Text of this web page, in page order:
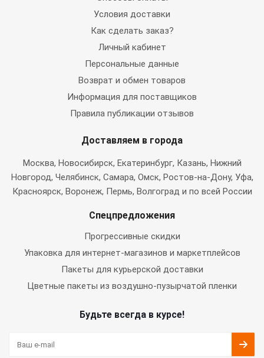
Условия доставки
Как сделать заказ?
Личный кабинет
Персональные данные
Возврат и обмен товаров
Информация для поставщиков
Правила публикации отзывов
Доставляем в города
Москва, Новосибирск, Екатеринбург, Казань, Нижний
Новгород, Челябинск, Самара, Омск, Ростов-на-Дону, Уфа,
Красноярск, Воронеж, Пермь, Волгоград и по всей России
Спецпредложения
Прогрессивные скидки
Упаковка для интернет-магазинов и маркетплейсов
Пакеты для курьерской доставки
Цветные пакеты из воздушно-пузырчатой пленки
Будьте всегда в курсе!